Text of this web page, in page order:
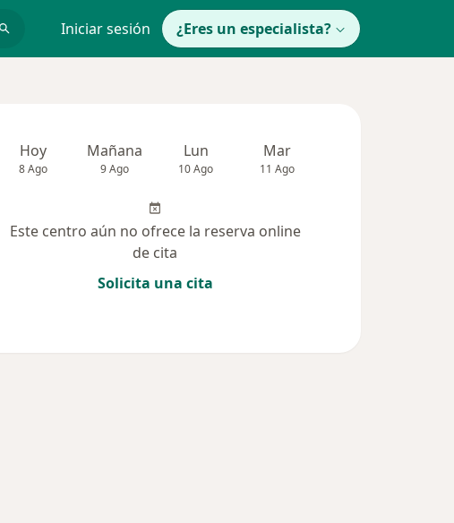
Iniciar sesión ¿Eres un especialista?
Hoy
8 Ago
Mañana
9 Ago
Lun
10 Ago
Mar
11 Ago
Este centro aún no ofrece la reserva online
de cita
Solicita una cita